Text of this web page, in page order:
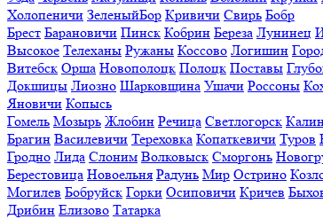
Холопеничи ЗеленыйБор Кривичи Свирь Бобр
Брест Барановичи Пинск Кобрин Береза Лунинец
Высокое Телеханы Ружаны Коссово Логишин
Витебск Орша Новополоцк Полоцк Поставы
Докшицы Лиозно Шарковщина Ушачи Россоны
Яновичи Копысь
Гомель Мозырь Жлобин Речица Светлогорск
Брагин Василевичи Тереховка Копаткевичи Туров
Гродно Лида Слоним Волковыск Сморгонь
Берестовица Новоельня Радунь Мир Острино
Могилев Бобруйск Горки Осиповичи Кричев
Дрибин Елизово Татарка